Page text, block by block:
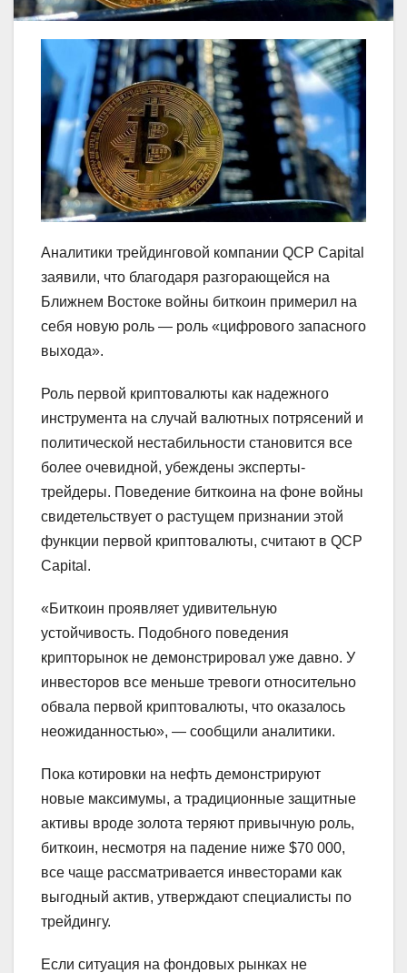
Аналитики трейдинговой компании QCP Capital
заявили, что благодаря разгорающейся на
Ближнем Востоке войны биткоин примерил на
себя новую роль — роль «цифрового запасного
выхода».
Роль первой криптовалюты как надежного
инструмента на случай валютных потрясений и
политической нестабильности становится все
более очевидной, убеждены эксперты-
трейдеры. Поведение биткоина на фоне войны
свидетельствует о растущем признании этой
функции первой криптовалюты, считают в QCP
Capital.
«Биткоин проявляет удивительную
устойчивость. Подобного поведения
крипторынок не демонстрировал уже давно. У
инвесторов все меньше тревоги относительно
обвала первой криптовалюты, что оказалось
неожиданностью», — сообщили аналитики.
Пока котировки на нефть демонстрируют
новые максимумы, а традиционные защитные
активы вроде золота теряют привычную роль,
биткоин, несмотря на падение ниже $70 000,
все чаще рассматривается инвесторами как
выгодный актив, утверждают специалисты по
трейдингу.
Если ситуация на фондовых рынках не